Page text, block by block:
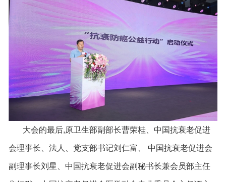
大会的最后,原卫生部副部长曹荣桂、中国抗衰老促进
会理事长、法人、党支部书记刘仁富、 中国抗衰老促进会
副理事长刘星、中国抗衰老促进会副秘书长兼会员部主任